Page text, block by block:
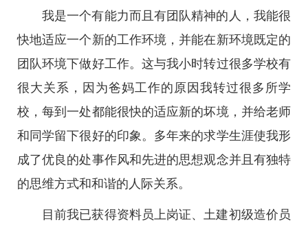
我是一个有能力而且有团队精神的人，我能很
快地适应一个新的工作环境，并能在新环境既定的
团队环境下做好工作。这与我小时转过很多学校有
很大关系，因为爸妈工作的原因我转过很多所学
校，每到一处都能很快的适应新的坏境，并给老师
和同学留下很好的印象。多年来的求学生涯使我形
成了优良的处事作风和先进的思想观念并且有独特
的思维方式和和谐的人际关系。
目前我已获得资料员上岗证、土建初级造价员